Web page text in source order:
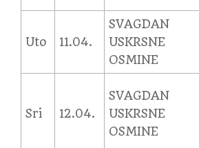
Uto 11.04.
SVAGDAN
USKRSNE
OSMINE
Sri 12.04.
SVAGDAN
USKRSNE
OSMINE